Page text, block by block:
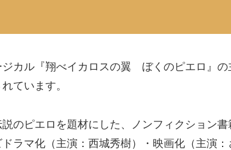
カル『翔べイカロスの翼 ぼくのピエロ』の
ています。
のピエロを題材にした、ノンフィクション書
ラマ化（主演：西城秀樹）・映画化（主演：